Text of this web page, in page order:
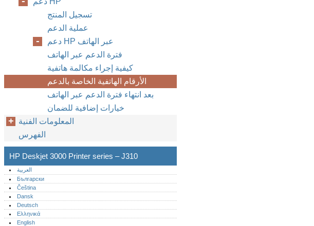
تسجيل المنتج
عملية الدعم
دعم HP عبر الهاتف
فترة الدعم عبر الهاتف
كيفية إجراء مكالمة هاتفية
الأرقام الهاتفية الخاصة بالدعم
بعد انتهاء فترة الدعم عبر الهاتف
خيارات إضافية للضمان
المعلومات الفنية
الفهرس
HP Deskjet 3000 Printer series – J310
العربية
Български
Čeština
Dansk
Deutsch
Ελληνικά
English